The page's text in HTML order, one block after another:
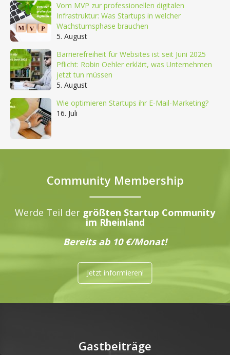
Vom MVP zur professionellen digitalen
Infrastruktur: Was Startups in welcher
Wachstumsphase brauchen
5. August
Barrierefreiheit für Websites ist seit Juni 2025
Pflicht: Robin Oehler erklärt, was Unternehmen
jetzt tun müssen
5. August
Wie optimieren Startups ihr E-Mail-Marketing?
16. Juli
Community Membership
Werde Teil der größten Startup Community
im Rheinland
Bereits ab 10 €/Monat!
Jetzt informieren!
Gastbeiträge